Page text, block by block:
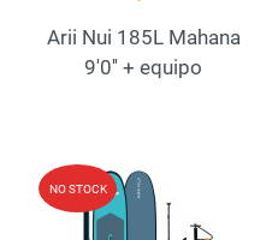
Arii Nui 185L Mahana
9'0'' + equipo
Add to Wishlist
NO STOCK